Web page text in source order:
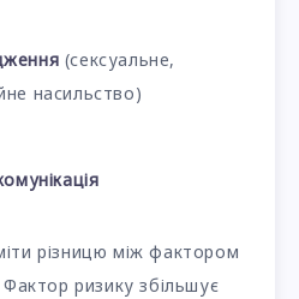
(сексуальне,
насильство)
різницю між фактором
ризику збільшує